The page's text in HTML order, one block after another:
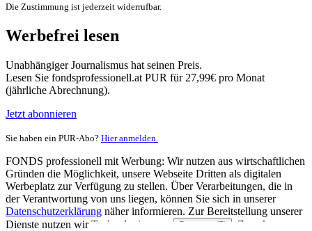
Die Zustimmung ist jederzeit widerrufbar.
Werbefrei lesen
Unabhängiger Journalismus hat seinen Preis.
Lesen Sie fondsprofessionell.at PUR für 27,99€ pro Monat
(jährliche Abrechnung).
Jetzt abonnieren
Sie haben ein PUR-Abo? Hier anmelden.
FONDS professionell mit Werbung: Wir nutzen aus wirtschaftlichen
Gründen die Möglichkeit, unsere Webseite Dritten als digitalen
Werbeplatz zur Verfügung zu stellen. Über Verarbeitungen, die in
der Verantwortung von uns liegen, können Sie sich in unserer
Datenschutzerklärung näher informieren. Zur Bereitstellung unserer
Dienste nutzen wir Technologien von
Partnern (5)
. Zwecke: